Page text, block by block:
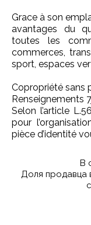
Grace à son
avantages du
toutes les
commerces,
sport, espaces
Copropriété sans
Renseignements
Selon l’article
pour
pièce d’identité
В
Доля продавца